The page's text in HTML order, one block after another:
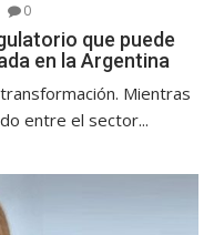
0
que puede
en la Argentina
Mientras
entre el sector...